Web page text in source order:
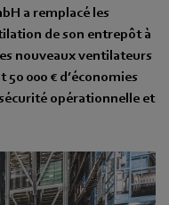
a remplacé les
de son entrepôt à
nouveaux ventilateurs
000 € d’économies
opérationnelle et